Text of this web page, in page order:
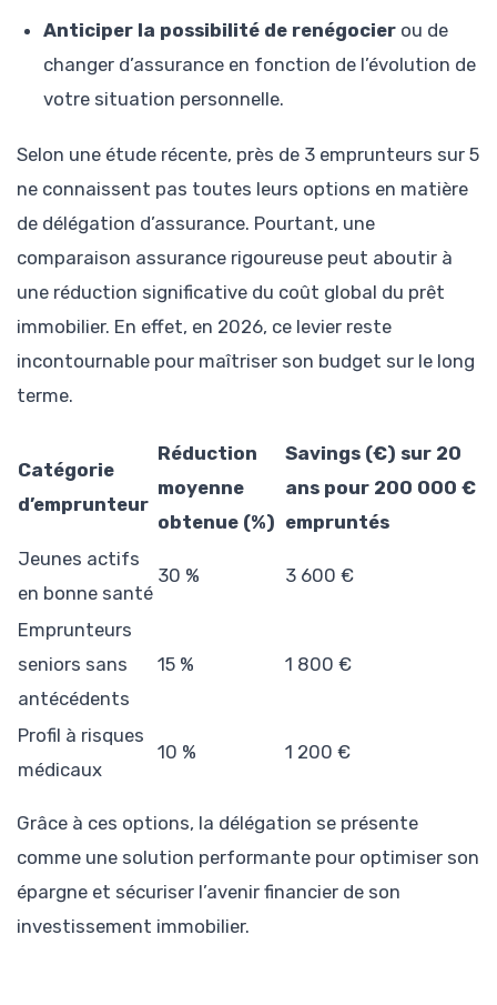
Anticiper la possibilité de renégocier ou de
changer d’assurance en fonction de l’évolution de
votre situation personnelle.
Selon une étude récente, près de 3 emprunteurs sur 5
ne connaissent pas toutes leurs options en matière
de délégation d’assurance. Pourtant, une
comparaison assurance rigoureuse peut aboutir à
une réduction significative du coût global du prêt
immobilier. En effet, en 2026, ce levier reste
incontournable pour maîtriser son budget sur le long
terme.
Catégorie
d’emprunteur
Réduction
moyenne
obtenue (%)
Savings (€) sur 20
ans pour 200 000 €
empruntés
Jeunes actifs
en bonne santé
30 % 3 600 €
Emprunteurs
seniors sans
antécédents
15 % 1 800 €
Profil à risques
médicaux
10 % 1 200 €
Grâce à ces options, la délégation se présente
comme une solution performante pour optimiser son
épargne et sécuriser l’avenir financier de son
investissement immobilier.